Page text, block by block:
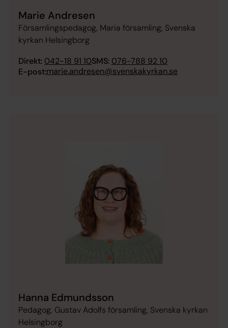
Marie Andresen
Församlingspedagog, Maria församling, Svenska
kyrkan Helsingborg
Direkt: 042-18 91 10SMS: 076-788 92 10
E-post:marie.andresen@svenskakyrkan.se
Hanna Edmundsson
Pedagog, Gustav Adolfs församling, Svenska kyrkan
Helsingborg